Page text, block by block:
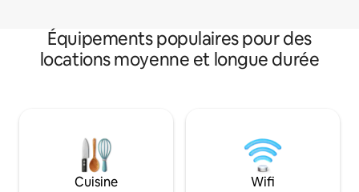
Équipements populaires pour des
locations moyenne et longue durée
Cuisine Wifi